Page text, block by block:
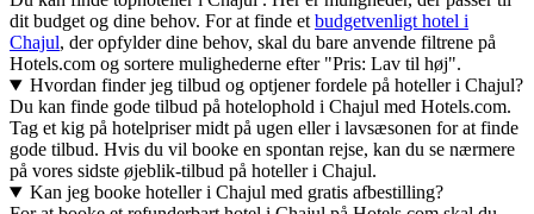
dit budget og dine behov. For at finde et budgetvenligt hotel i
Chajul, der opfylder dine behov, skal du bare anvende filtrene på
Hotels.com og sortere mulighederne efter "Pris: Lav til høj".
Hvordan finder jeg tilbud og optjener fordele på hoteller i Chajul?
Du kan finde gode tilbud på hotelophold i Chajul med Hotels.com.
Tag et kig på hotelpriser midt på ugen eller i lavsæsonen for at finde
gode tilbud. Hvis du vil booke en spontan rejse, kan du se nærmere
på vores sidste øjeblik-tilbud på hoteller i Chajul.
Kan jeg booke hoteller i Chajul med gratis afbestilling?